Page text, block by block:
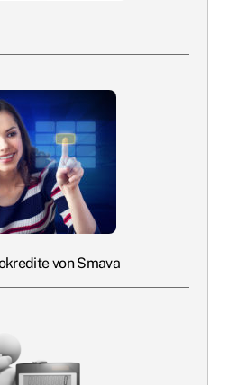
von Smava